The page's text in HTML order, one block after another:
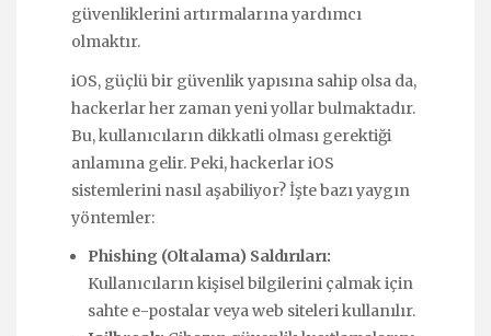
güvenliklerini artırmalarına yardımcı
olmaktır.
iOS, güçlü bir güvenlik yapısına sahip olsa da,
hackerlar her zaman yeni yollar bulmaktadır.
Bu, kullanıcıların dikkatli olması gerektiği
anlamına gelir. Peki, hackerlar iOS
sistemlerini nasıl aşabiliyor? İşte bazı yaygın
yöntemler:
Phishing (Oltalama) Saldırıları:
Kullanıcıların kişisel bilgilerini çalmak için
sahte e-postalar veya web siteleri kullanılır.